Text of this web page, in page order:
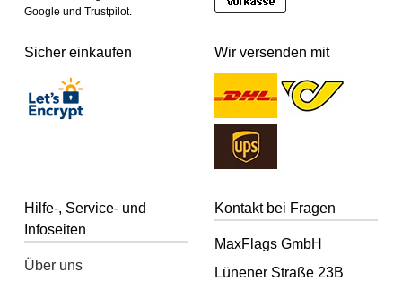
Google und Trustpilot.
Sicher einkaufen Wir versenden mit
Hilfe-, Service- und
Infoseiten
Über uns
Kontakt bei Fragen
MaxFlags GmbH
Lünener Straße 23B